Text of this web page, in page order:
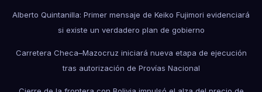
Alberto Quintanilla: Primer mensaje de Keiko Fujimori evidenciará
si existe un verdadero plan de gobierno
Carretera Checa–Mazocruz iniciará nueva etapa de ejecución
tras autorización de Provías Nacional